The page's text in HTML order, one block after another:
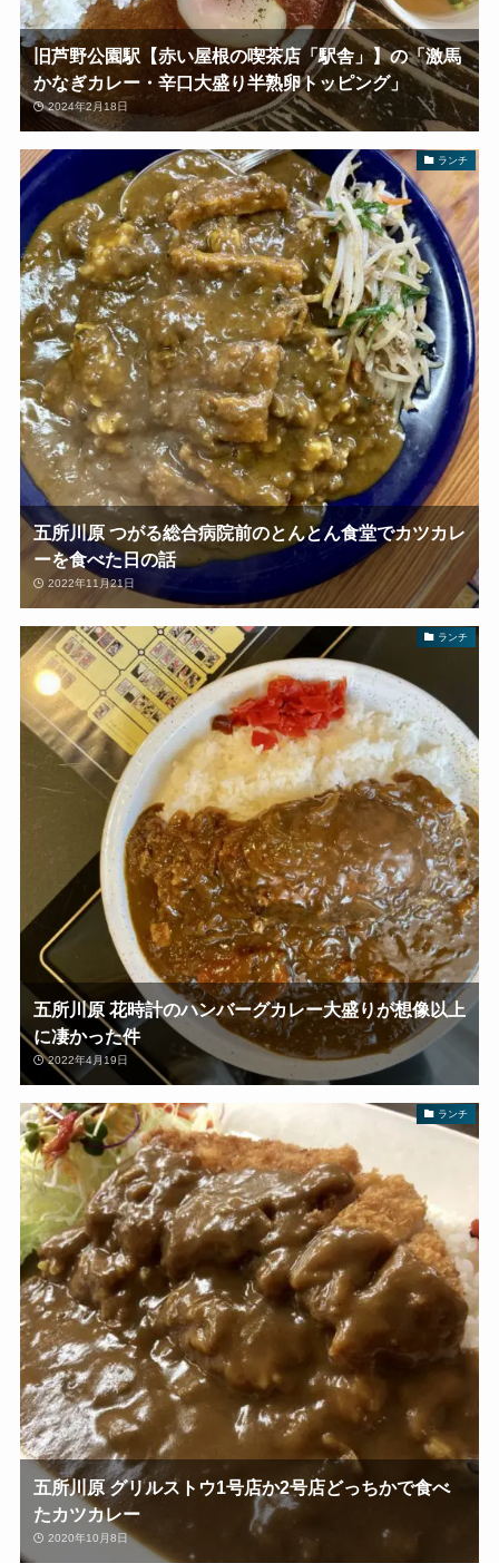
旧芦野公園駅【赤い屋根の喫茶店「駅舎」】の「激馬
かなぎカレー・辛口大盛り半熟卵トッピング」
2024年2月18日
ランチ
五所川原 つがる総合病院前のとんとん食堂でカツカレ
ーを食べた日の話
2022年11月21日
ランチ
五所川原 花時計のハンバーグカレー大盛りが想像以上
に凄かった件
2022年4月19日
ランチ
五所川原 グリルストウ1号店か2号店どっちかで食べ
たカツカレー
2020年10月8日